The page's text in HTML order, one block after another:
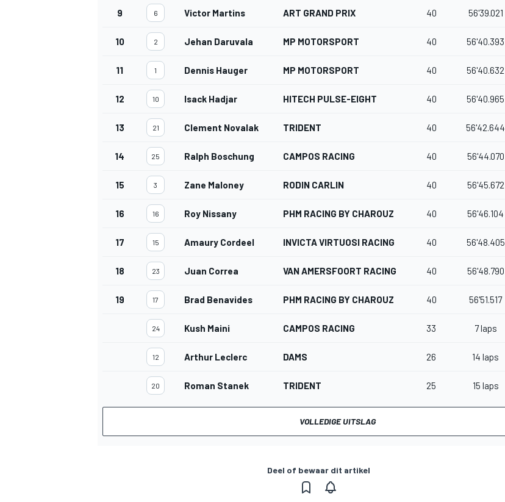
MEER RACEKLASSEN
9 6 Victor Martins ART GRAND PRIX 40 56'39.021
10 2 Jehan Daruvala MP MOTORSPORT 40 56'40.393
11 1 Dennis Hauger MP MOTORSPORT 40 56'40.632
12 10 Isack Hadjar HITECH PULSE-EIGHT 40 56'40.965
13 21 Clement Novalak TRIDENT 40 56'42.644
14 25 Ralph Boschung CAMPOS RACING 40 56'44.070
15 3 Zane Maloney RODIN CARLIN 40 56'45.672
16 16 Roy Nissany PHM RACING BY CHAROUZ 40 56'46.104
17 15 Amaury Cordeel INVICTA VIRTUOSI RACING 40 56'48.405
18 23 Juan Correa VAN AMERSFOORT RACING 40 56'48.790
19 17 Brad Benavides PHM RACING BY CHAROUZ 40 56'51.517
24 Kush Maini CAMPOS RACING 33 7 laps
12 Arthur Leclerc DAMS 26 14 laps
20 Roman Stanek TRIDENT 25 15 laps
VOLLEDIGE UITSLAG
Deel of bewaar dit artikel